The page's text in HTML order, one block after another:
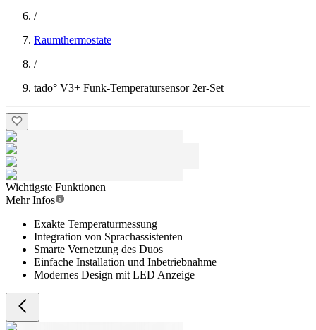
/
Raumthermostate
/
tado° V3+ Funk-Temperatursensor 2er-Set
Wichtigste Funktionen
Mehr Infos
Exakte Temperaturmessung
Integration von Sprachassistenten
Smarte Vernetzung des Duos
Einfache Installation und Inbetriebnahme
Modernes Design mit LED Anzeige